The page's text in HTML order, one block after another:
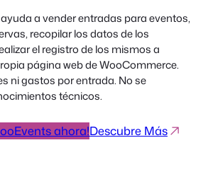
a vender entradas para eventos,
recopilar los datos de los
el registro de los mismos a
página web de WooCommerce.
ni gastos por entrada. No se
técnicos.
ahora!Descubre Más